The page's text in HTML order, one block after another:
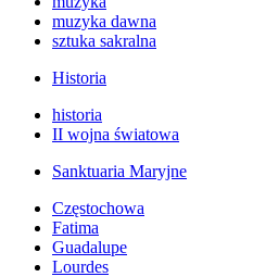
muzyka dawna
sztuka sakralna
Historia
historia
II wojna światowa
Sanktuaria Maryjne
Częstochowa
Fatima
Guadalupe
Lourdes